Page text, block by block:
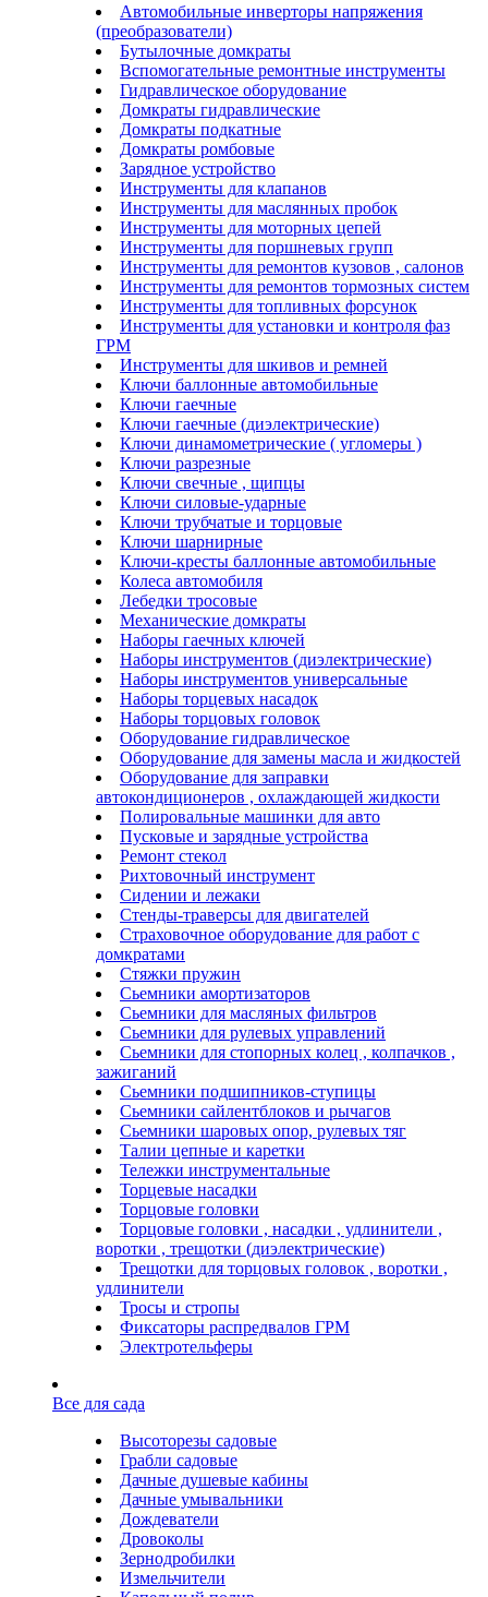
Автомобильные инверторы напряжения
(преобразователи)
Бутылочные домкраты
Вспомогательные ремонтные инструменты
Гидравлическое оборудование
Домкраты гидравлические
Домкраты подкатные
Домкраты ромбовые
Зарядное устройство
Инструменты для клапанов
Инструменты для маслянных пробок
Инструменты для моторных цепей
Инструменты для поршневых групп
Инструменты для ремонтов кузовов , салонов
Инструменты для ремонтов тормозных систем
Инструменты для топливных форсунок
Инструменты для установки и контроля фаз
ГРМ
Инструменты для шкивов и ремней
Ключи баллонные автомобильные
Ключи гаечные
Ключи гаечные (диэлектрические)
Ключи динамометрические ( угломеры )
Ключи разрезные
Ключи свечные , щипцы
Ключи силовые-ударные
Ключи трубчатые и торцовые
Ключи шарнирные
Ключи-кресты баллонные автомобильные
Колеса автомобиля
Лебедки тросовые
Механические домкраты
Наборы гаечных ключей
Наборы инструментов (диэлектрические)
Наборы инструментов универсальные
Наборы торцевых насадок
Наборы торцовых головок
Оборудование гидравлическое
Оборудование для замены масла и жидкостей
Оборудование для заправки
автокондиционеров , охлаждающей жидкости
Полировальные машинки для авто
Пусковые и зарядные устройства
Ремонт стекол
Рихтовочный инструмент
Сидении и лежаки
Стенды-траверсы для двигателей
Страховочное оборудование для работ с
домкратами
Стяжки пружин
Сьемники амортизаторов
Сьемники для масляных фильтров
Сьемники для рулевых управлений
Сьемники для стопорных колец , колпачков ,
зажиганий
Сьемники подшипников-ступицы
Сьемники сайлентблоков и рычагов
Сьемники шаровых опор, рулевых тяг
Талии цепные и каретки
Тележки инструментальные
Торцевые насадки
Торцовые головки
Торцовые головки , насадки , удлинители ,
воротки , трещотки (диэлектрические)
Трещотки для торцовых головок , воротки ,
удлинители
Тросы и стропы
Фиксаторы распредвалов ГРМ
Электротельферы
Все для сада
Высоторезы садовые
Грабли садовые
Дачные душевые кабины
Дачные умывальники
Дождеватели
Дровоколы
Зернодробилки
Измельчители